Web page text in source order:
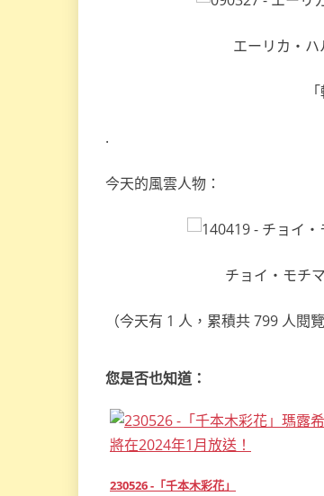
エーリカ・ハ
.
今天的風雲人物：
チョイ・モチ
（今天有 1 人，累積共 799 人閱覽
您是否也知道：
230526 -「千本木彩花」